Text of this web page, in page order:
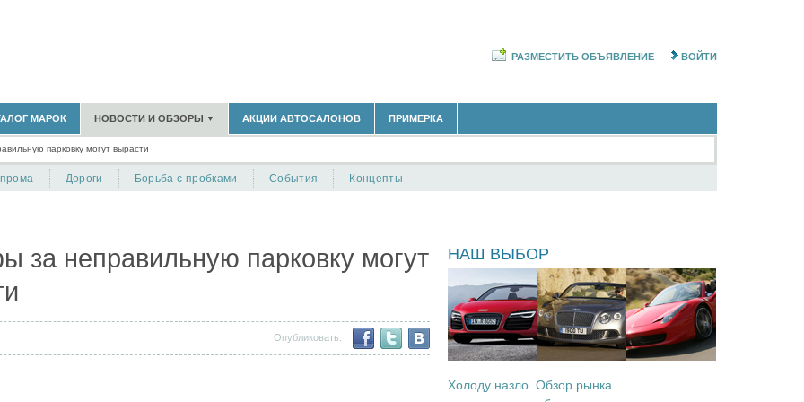
(14298)
РАЗМЕСТИТЬ ОБЪЯВЛЕНИЕ ВОЙТИ
МАРОК НОВОСТИ И ОБЗОРЫ ▼
НОВОСТИ РЫНКА
ОБЗОРЫ НОВИНОК
ЭКСПЕРТНОЕ МНЕНИЕ
АКЦИИ АВТОСАЛОНОВ ПРИМЕРКА
парковку могут вырасти
Дороги Борьба с пробками События Концепты
за неправильную парковку могут
Опубликовать:
НАШ ВЫБОР
Холоду назло. Обзор рынка